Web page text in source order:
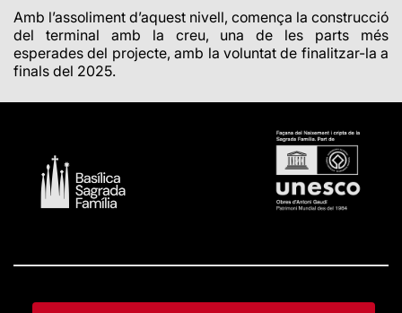
Amb l’assoliment d’aquest nivell, comença la construcció
del terminal amb la creu, una de les parts més
esperades del projecte, amb la voluntat de finalitzar-la a
finals del 2025.